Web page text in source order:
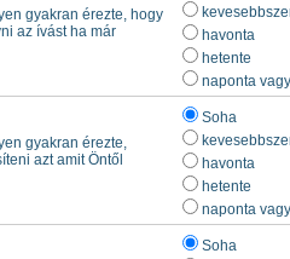
gyakran érezte, hogy
az ívást ha már
havonta
hetente
naponta
gyakran érezte,
azt amit Öntől
Soha
havonta
hetente
naponta
Soha